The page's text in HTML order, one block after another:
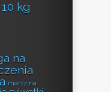
kg
na
marsz na